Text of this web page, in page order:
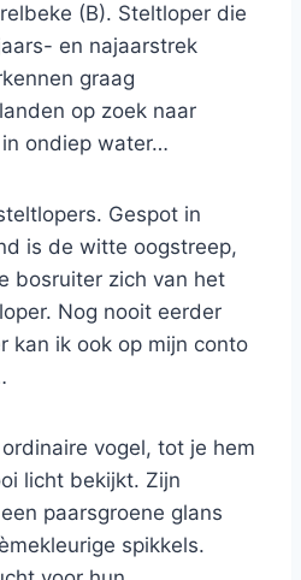
(B). Steltloper die
en najaarstrek
graag
op zoek naar
ondiep water…
Gespot in
is de witte oogstreep,
bosruiter zich van het
Nog nooit eerder
kan ik ook op mijn conto
vogel, tot je hem
licht bekijkt. Zijn
paarsgroene glans
spikkels.